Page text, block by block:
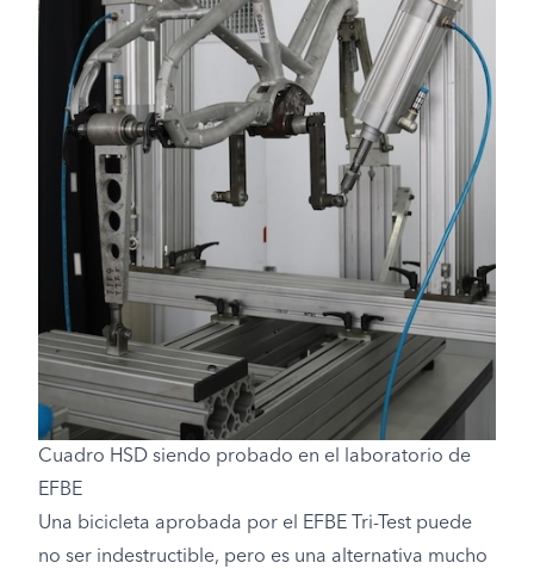
Cuadro HSD siendo probado en el laboratorio de
EFBE
Una bicicleta aprobada por el EFBE Tri-Test puede
no ser indestructible, pero es una alternativa mucho